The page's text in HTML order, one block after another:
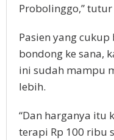
Probolinggo,”
Pasien yang
bondong ke sana,
ini sudah mampu
lebih.
“Dan harganya itu
terapi Rp 100 ribu